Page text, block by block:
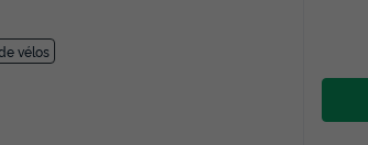
vélos